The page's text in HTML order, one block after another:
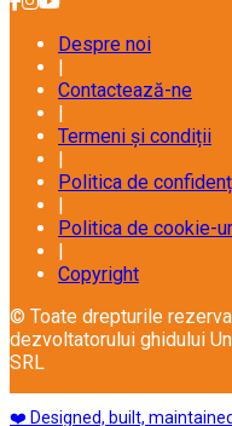
Despre noi
Contactează-ne
Termeni și condiții
Politica de
Politica de cookie-
Copyright
© Toate drepturile
dezvoltatorului ghidului
SRL
❤️ Designed, built,